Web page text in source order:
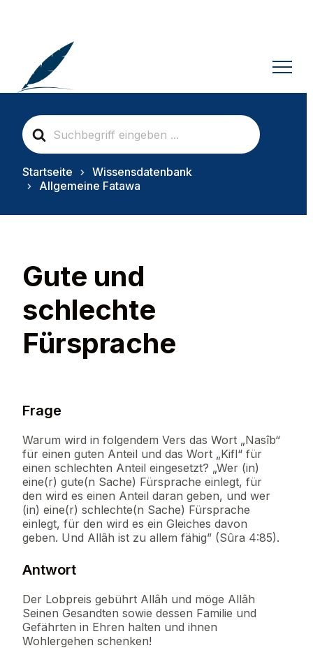
S
e
a
c
o
Startseite
Wissensdatenbank
Allgemeine Fatawa
Gute und
schlechte
Fürsprache
Frage
Warum wird in folgendem Vers das Wort „Nasîb“
für einen guten Anteil und das Wort „Kifl“ für
einen schlechten Anteil eingesetzt? „Wer (in)
eine(r) gute(n Sache) Fürsprache einlegt, für
den wird es einen Anteil daran geben, und wer
(in) eine(r) schlechte(n Sache) Fürsprache
einlegt, für den wird es ein Gleiches davon
geben. Und Allâh ist zu allem fähig” (Sûra 4:85).
Antwort
Der Lobpreis gebührt Allâh und möge Allâh
Seinen Gesandten sowie dessen Familie und
Gefährten in Ehren halten und ihnen
Wohlergehen schenken!